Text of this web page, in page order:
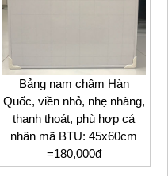
Bảng nam châm Hàn
Quốc, viền nhỏ, nhẹ nhàng,
thanh thoát, phù hợp cá
nhân mã BTU: 45x60cm
=180,000đ